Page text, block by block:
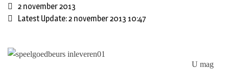
2 november 2013
Latest Update: 2 november 2013 10:47
U mag